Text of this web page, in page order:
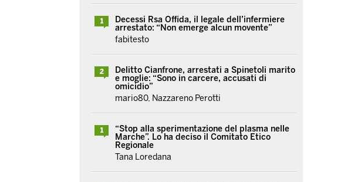
1
Decessi Rsa Offida, il legale dell’infermiere
arrestato: “Non emerge alcun movente”
fabitesto
2
Delitto Cianfrone, arrestati a Spinetoli marito
e moglie: “Sono in carcere, accusati di
omicidio”
mario80, Nazzareno Perotti
1
“Stop alla sperimentazione del plasma nelle
Marche”. Lo ha deciso il Comitato Etico
Regionale
Tana Loredana